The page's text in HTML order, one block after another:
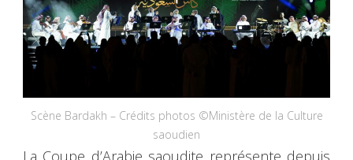
Scène Bardakh – Crédits photos ©Ministère de la Culture
saoudien